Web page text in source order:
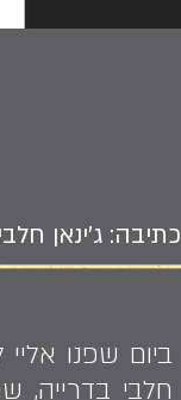
כתיבה: ג'ינאן חלבי
ביום שפנו
חלבי בדרייה,